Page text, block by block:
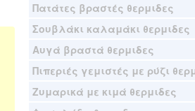
Πατάτες βραστές θερμιδες
Σουβλάκι καλαμάκι θερμιδες
Αυγά βραστά θερμιδες
Πιπεριές γεμιστές με ρύζι
Ζυμαρικά με κιμά θερμιδες